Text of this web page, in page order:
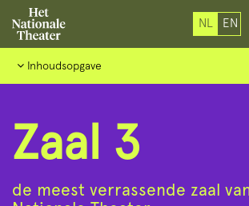
NL EN
Inhoudsopgave
Zaal 3
de meest verrassende zaal